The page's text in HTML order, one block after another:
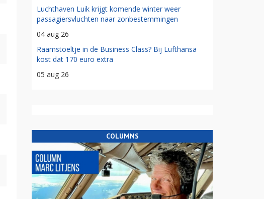
Luchthaven Luik krijgt komende winter weer
passagiersvluchten naar zonbestemmingen
04 aug 26
Raamstoeltje in de Business Class? Bij Lufthansa
kost dat 170 euro extra
05 aug 26
COLUMNS